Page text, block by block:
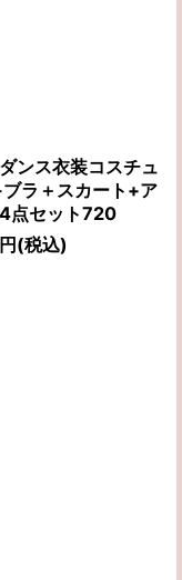
ンス衣装コスチュ
ラ＋スカート+ア
セット720
円 (税込)